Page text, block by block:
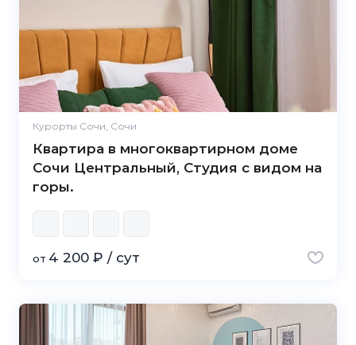
Курорты Сочи, Сочи
Квартира в многоквартирном доме
Сочи Центральный, Студия с видом на
горы.
от 4 200 ₽ / сут